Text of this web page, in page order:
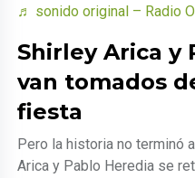
♬ sonido original – Radio
Shirley Arica y
van tomados
fiesta
Pero la historia no terminó
Arica y Pablo Heredia se